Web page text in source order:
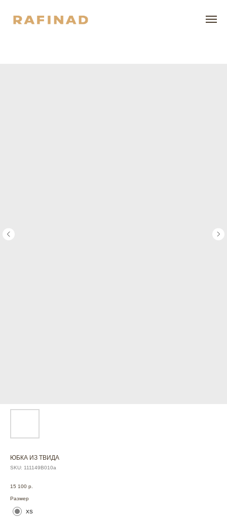
ЮБКА ИЗ ТВИДА
SKU: 111149В010а
15 100 р.
Размер
XS